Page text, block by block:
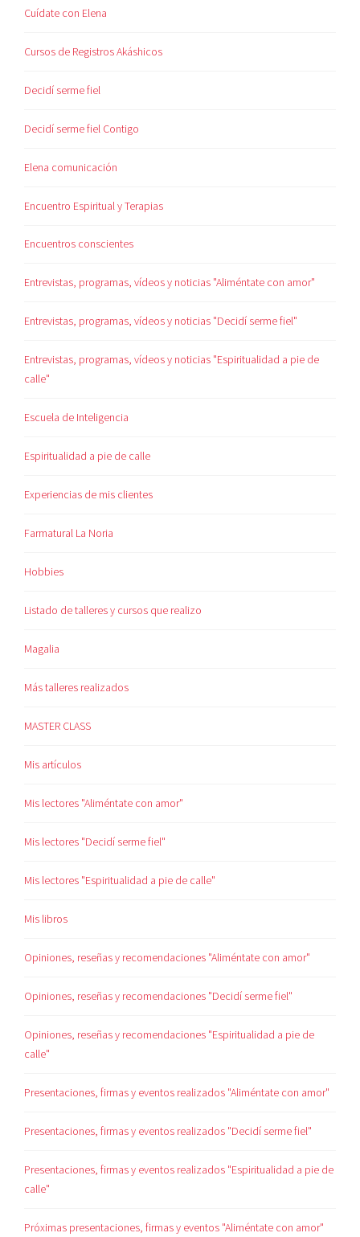
Cuídate con Elena
Cursos de Registros Akáshicos
Decidí serme fiel
Decidí serme fiel Contigo
Elena comunicación
Encuentro Espiritual y Terapias
Encuentros conscientes
Entrevistas, programas, vídeos y noticias "Aliméntate con amor"
Entrevistas, programas, vídeos y noticias "Decidí serme fiel"
Entrevistas, programas, vídeos y noticias "Espiritualidad a pie de
calle"
Escuela de Inteligencia
Espiritualidad a pie de calle
Experiencias de mis clientes
Farmatural La Noria
Hobbies
Listado de talleres y cursos que realizo
Magalia
Más talleres realizados
MASTER CLASS
Mis artículos
Mis lectores "Aliméntate con amor"
Mis lectores "Decidí serme fiel"
Mis lectores "Espiritualidad a pie de calle"
Mis libros
Opiniones, reseñas y recomendaciones "Aliméntate con amor"
Opiniones, reseñas y recomendaciones "Decidí serme fiel"
Opiniones, reseñas y recomendaciones "Espiritualidad a pie de
calle"
Presentaciones, firmas y eventos realizados "Aliméntate con amor"
Presentaciones, firmas y eventos realizados "Decidí serme fiel"
Presentaciones, firmas y eventos realizados "Espiritualidad a pie de
calle"
Próximas presentaciones, firmas y eventos "Aliméntate con amor"